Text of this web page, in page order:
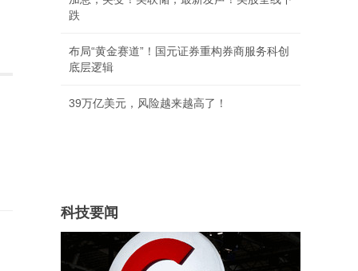
跌
布局“黄金赛道”！国元证券重构券商服务科创
底层逻辑
39万亿美元，风险越来越高了！
科技要闻